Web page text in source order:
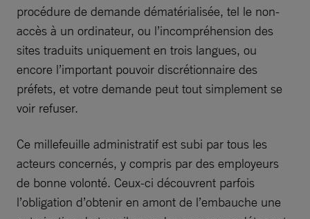
procédure de demande dématérialisée, tel le non-
accès à un ordinateur, ou l’incompréhension des
sites traduits uniquement en trois langues, ou
encore l’important pouvoir discrétionnaire des
préfets, et votre demande peut tout simplement se
voir refuser.
Ce millefeuille administratif est subi par tous les
acteurs concernés, y compris par des employeurs
de bonne volonté. Ceux-ci découvrent parfois
l’obligation d’obtenir en amont de l’embauche une